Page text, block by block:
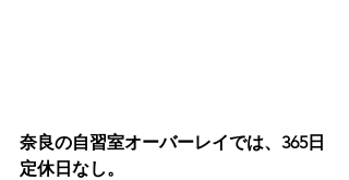
奈良の自習室オーバーレイでは、365日
定休日なし。